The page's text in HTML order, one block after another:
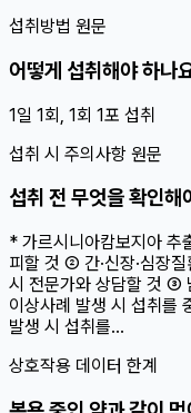
섭취방법 원문
어떻게 섭취해야 하나
1일 1회, 1회 1포 섭취
섭취 시 주의사항 원문
섭취 전 무엇을 확인해
* 가르시니아캄보지아 추
피할 것 ② 간·신장·심장
시 전문가와 상담할 것 ③
이상사례 발생 시 섭취를
발생 시 섭취를...
상호작용 데이터 한계